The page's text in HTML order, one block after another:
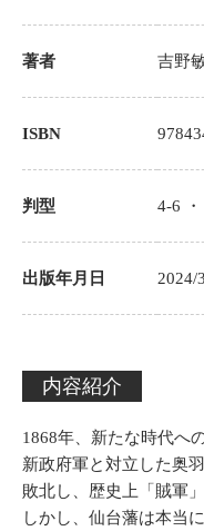
著者 吉野
ISBN
判型 4-6 ・
出版年月日 2024/
内容紹介
1868年、新たな時代へ
新政府軍と対立した奥
敗北し、歴史上「賊軍
しかし、仙台藩は本当